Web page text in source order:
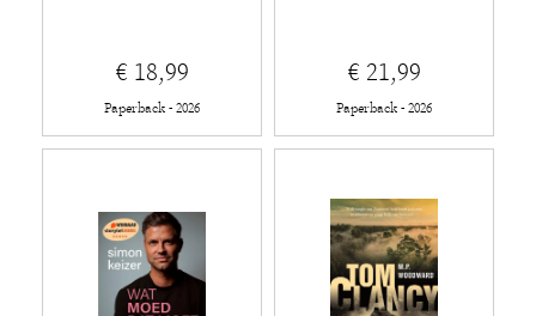
€ 18,99
Paperback - 2026
€ 21,99
Paperback - 2026